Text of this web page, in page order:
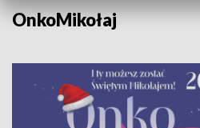
OnkoMikołaj